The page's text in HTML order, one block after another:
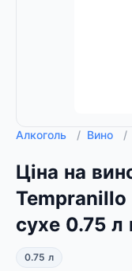
Алкоголь / Вино /
Ціна на
Tempranillo
сухе 0.75 л
0.75 л